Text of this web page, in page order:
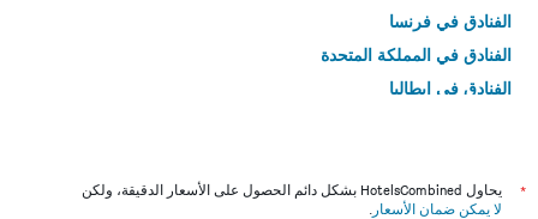
الفنادق في فرنسا
الفنادق في المملكة المتحدة
الفنادق في إيطاليا
*
يحاول HotelsCombined بشكل دائم الحصول على الأسعار الدقيقة، ولكن
لا يمكن ضمان الأسعار .